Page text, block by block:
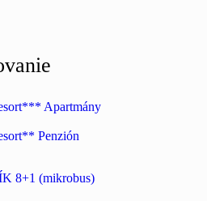
Apartmány
Penzión
8+1 (mikrobus)